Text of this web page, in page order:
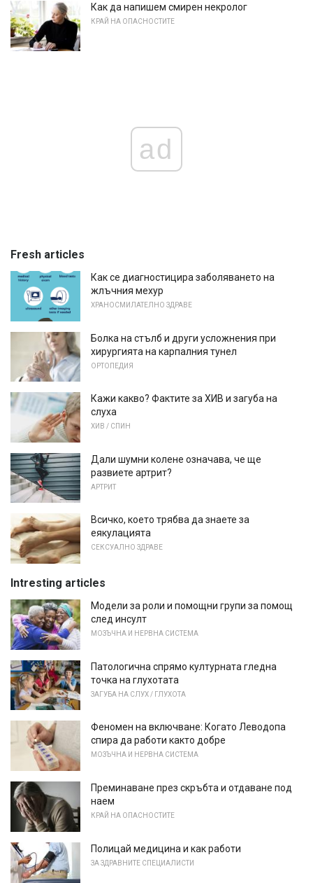
Как да напишем смирен некролог
КРАЙ НА ОПАСНОСТИТЕ
ad
Fresh articles
Как се диагностицира заболяването на
жлъчния мехур
ХРАНОСМИЛАТЕЛНО ЗДРАВЕ
Болка на стълб и други усложнения при
хирургията на карпалния тунел
ОРТОПЕДИЯ
Кажи какво? Фактите за ХИВ и загуба на
слуха
ХИВ / СПИН
Дали шумни колене означава, че ще
развиете артрит?
АРТРИТ
Всичко, което трябва да знаете за
еякулацията
СЕКСУАЛНО ЗДРАВЕ
Intresting articles
Модели за роли и помощни групи за помощ
след инсулт
МОЗЪЧНА И НЕРВНА СИСТЕМА
Патологична спрямо културната гледна
точка на глухотата
ЗАГУБА НА СЛУХ / ГЛУХОТА
Феномен на включване: Когато Леводопа
спира да работи както добре
МОЗЪЧНА И НЕРВНА СИСТЕМА
Преминаване през скръбта и отдаване под
наем
КРАЙ НА ОПАСНОСТИТЕ
Полицай медицина и как работи
ЗА ЗДРАВНИТЕ СПЕЦИАЛИСТИ